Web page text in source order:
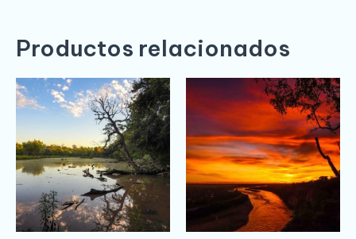
Productos relacionados